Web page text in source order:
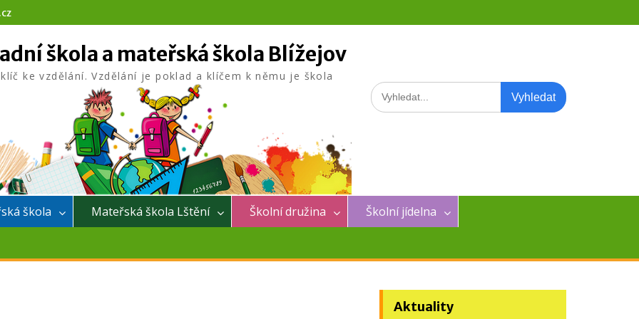
škola a mateřská škola Blížejov
ke vzdělání. Vzdělání je poklad a klíčem k němu je škola
Search
for:
škola Mateřská škola Lštění Školní družina
Školní jídelna
Aktuality